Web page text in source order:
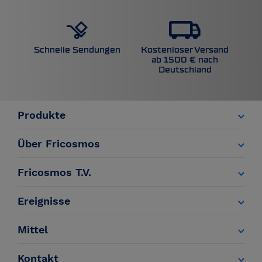
Schnelle Sendungen
Kostenloser Versand
ab 1500 € nach
Deutschland
Produkte
Über Fricosmos
Fricosmos T.V.
Ereignisse
Mittel
Kontakt